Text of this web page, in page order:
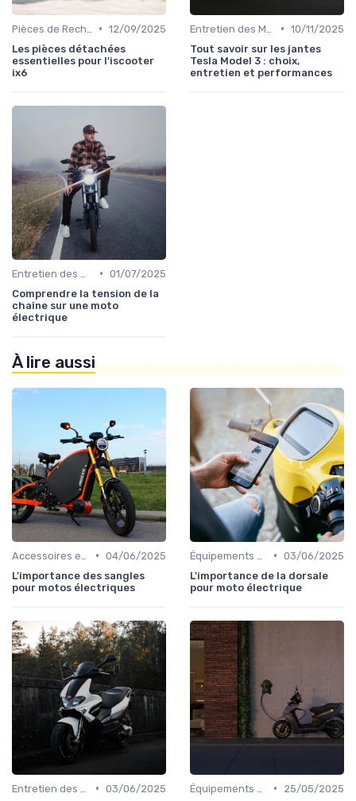
• 12/09/2025
Les pièces détachées
essentielles pour l'iscooter
ix6
• 10/11/2025
Tout savoir sur les jantes
Tesla Model 3 : choix,
entretien et performances
• 01/07/2025
Comprendre la tension de la
chaîne sur une moto
électrique
À lire aussi
• 04/06/2025
L'importance des sangles
pour motos électriques
• 03/06/2025
L'importance de la dorsale
pour moto électrique
• 03/06/2025
•
25/05/2025